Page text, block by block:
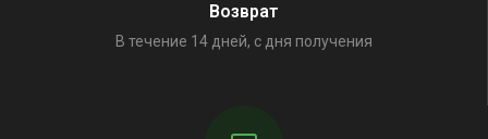
Возврат
В течение 14 дней, с дня получения